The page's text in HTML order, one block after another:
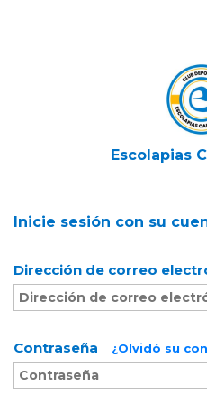
Escolapias
Inicie sesión con su
Dirección de correo
Contraseña ¿Olvidó su